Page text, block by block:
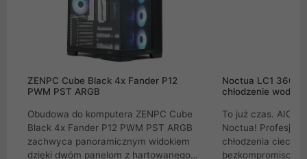
ZENPC Cube Black 4x Fander P12
PWM PST ARGB
Obudowa do komputera ZENPC Cube
Black 4x Fander P12 PWM PST ARGB
zachwyca panoramicznym widokiem
dzięki dwóm panelom z hartowanego
Noctua LC1
chłodzenie wodne
To już czas. AIO
Noctua!
chłodzenia cieczą